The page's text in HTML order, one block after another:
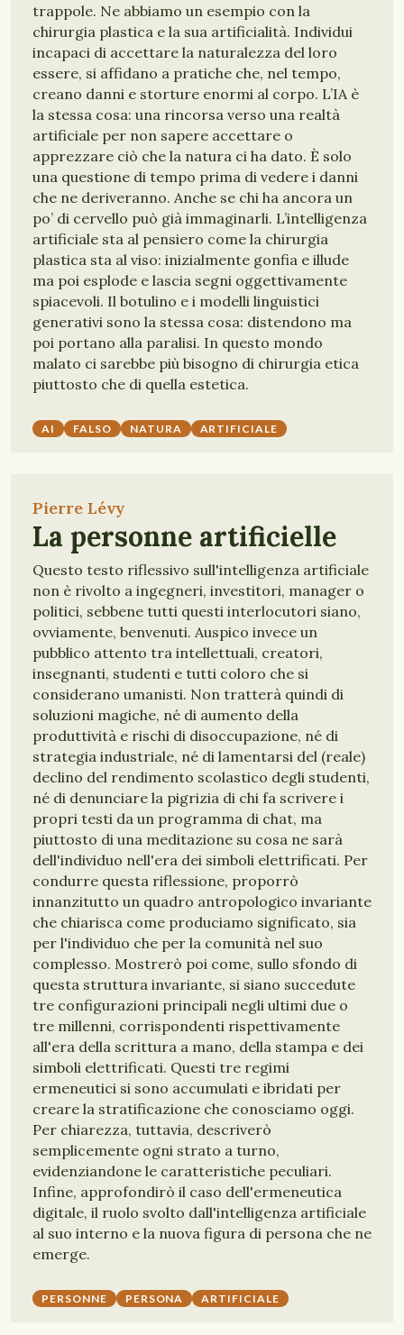
trappole. Ne abbiamo un esempio con la
chirurgia plastica e la sua artificialità. Individui
incapaci di accettare la naturalezza del loro
essere, si affidano a pratiche che, nel tempo,
creano danni e storture enormi al corpo. L’IA è
la stessa cosa: una rincorsa verso una realtà
artificiale per non sapere accettare o
apprezzare ciò che la natura ci ha dato. È solo
una questione di tempo prima di vedere i danni
che ne deriveranno. Anche se chi ha ancora un
po’ di cervello può già immaginarli. L’intelligenza
artificiale sta al pensiero come la chirurgia
plastica sta al viso: inizialmente gonfia e illude
ma poi esplode e lascia segni oggettivamente
spiacevoli. Il botulino e i modelli linguistici
generativi sono la stessa cosa: distendono ma
poi portano alla paralisi. In questo mondo
malato ci sarebbe più bisogno di chirurgia etica
piuttosto che di quella estetica.
AI FALSO NATURA ARTIFICIALE
Pierre Lévy
La personne artificielle
Questo testo riflessivo sull'intelligenza artificiale
non è rivolto a ingegneri, investitori, manager o
politici, sebbene tutti questi interlocutori siano,
ovviamente, benvenuti. Auspico invece un
pubblico attento tra intellettuali, creatori,
insegnanti, studenti e tutti coloro che si
considerano umanisti. Non tratterà quindi di
soluzioni magiche, né di aumento della
produttività e rischi di disoccupazione, né di
strategia industriale, né di lamentarsi del (reale)
declino del rendimento scolastico degli studenti,
né di denunciare la pigrizia di chi fa scrivere i
propri testi da un programma di chat, ma
piuttosto di una meditazione su cosa ne sarà
dell'individuo nell'era dei simboli elettrificati. Per
condurre questa riflessione, proporrò
innanzitutto un quadro antropologico invariante
che chiarisca come produciamo significato, sia
per l'individuo che per la comunità nel suo
complesso. Mostrerò poi come, sullo sfondo di
questa struttura invariante, si siano succedute
tre configurazioni principali negli ultimi due o
tre millenni, corrispondenti rispettivamente
all'era della scrittura a mano, della stampa e dei
simboli elettrificati. Questi tre regimi
ermeneutici si sono accumulati e ibridati per
creare la stratificazione che conosciamo oggi.
Per chiarezza, tuttavia, descriverò
semplicemente ogni strato a turno,
evidenziandone le caratteristiche peculiari.
Infine, approfondirò il caso dell'ermeneutica
digitale, il ruolo svolto dall'intelligenza artificiale
al suo interno e la nuova figura di persona che ne
emerge.
PERSONNE PERSONA ARTIFICIALE